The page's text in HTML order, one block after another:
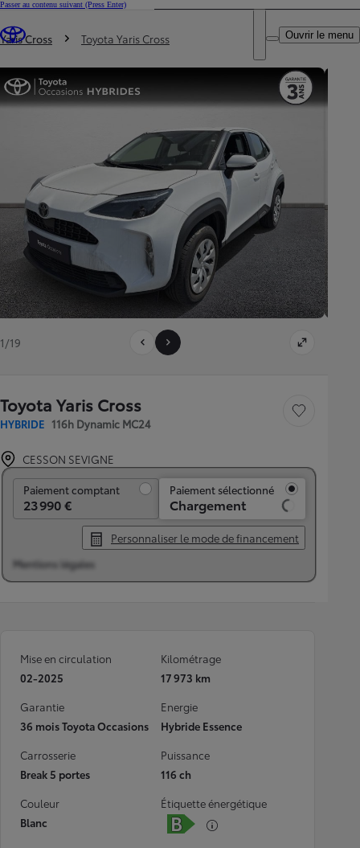
Passer au contenu suivant (Press Enter)
Trouvez un partenaire Toyota
DEALER NAME
Ouvrir le menu
Vous êtes ici
Yaris Cross Toyota Yaris Cross
1/19
Toyota Yaris Cross
HYBRIDE 116h Dynamic MC24
Sauvegarder le
CESSON SEVIGNE
Paiement comptant
23 990 €
Paiement sélectionné
Chargement
Personnaliser le mode de financement
Mentions légales
Mise en circulation
02-2025
Kilométrage
17 973 km
Garantie
36 mois Toyota Occasions
Energie
Hybride Essence
Carrosserie
Break 5 portes
Puissance
116 ch
Couleur
Blanc
Étiquette énergétique